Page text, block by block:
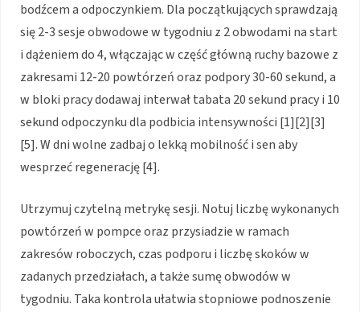
bodźcem a odpoczynkiem. Dla początkujących sprawdzają
się 2-3 sesje obwodowe w tygodniu z 2 obwodami na start
i dążeniem do 4, włączając w część główną ruchy bazowe z
zakresami 12-20 powtórzeń oraz podpory 30-60 sekund, a
w bloki pracy dodawaj interwał tabata 20 sekund pracy i 10
sekund odpoczynku dla podbicia intensywności [1][2][3]
[5]. W dni wolne zadbaj o lekką mobilność i sen aby
wesprzeć regenerację [4].
Utrzymuj czytelną metrykę sesji. Notuj liczbę wykonanych
powtórzeń w pompce oraz przysiadzie w ramach
zakresów roboczych, czas podporu i liczbę skoków w
zadanych przedziałach, a także sumę obwodów w
tygodniu. Taka kontrola ułatwia stopniowe podnoszenie